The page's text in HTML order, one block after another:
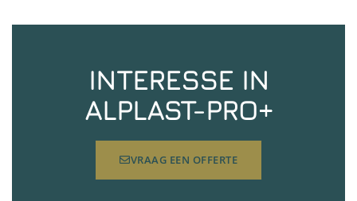
INTERESSE IN
ALPLAST-PRO+
VRAAG EEN OFFERTE